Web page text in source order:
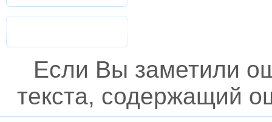
Если Вы заметили
текста, содержащий